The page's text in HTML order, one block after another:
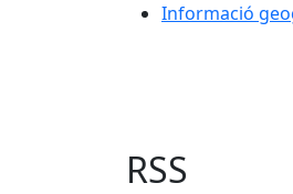
Informació
RSS